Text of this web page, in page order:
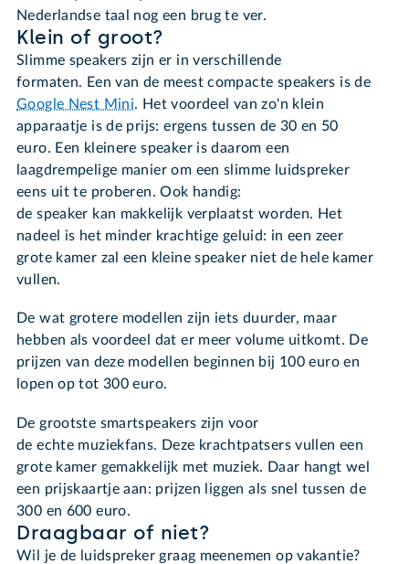
Nederlandse taal nog een brug te ver.
Klein of groot?
Slimme speakers zijn er in verschillende
formaten. Een van de meest compacte speakers is de
Google Nest Mini. Het voordeel van zo'n klein
apparaatje is de prijs: ergens tussen de 30 en 50
euro. Een kleinere speaker is daarom een
laagdrempelige manier om een slimme luidspreker
eens uit te proberen. Ook handig:
de speaker kan makkelijk verplaatst worden. Het
nadeel is het minder krachtige geluid: in een zeer
grote kamer zal een kleine speaker niet de hele kamer
vullen.
De wat grotere modellen zijn iets duurder, maar
hebben als voordeel dat er meer volume uitkomt. De
prijzen van deze modellen beginnen bij 100 euro en
lopen op tot 300 euro.
De grootste smartspeakers zijn voor
de echte muziekfans. Deze krachtpatsers vullen een
grote kamer gemakkelijk met muziek. Daar hangt wel
een prijskaartje aan: prijzen liggen als snel tussen de
300 en 600 euro.
Draagbaar of niet?
Wil je de luidspreker graag meenemen op vakantie?